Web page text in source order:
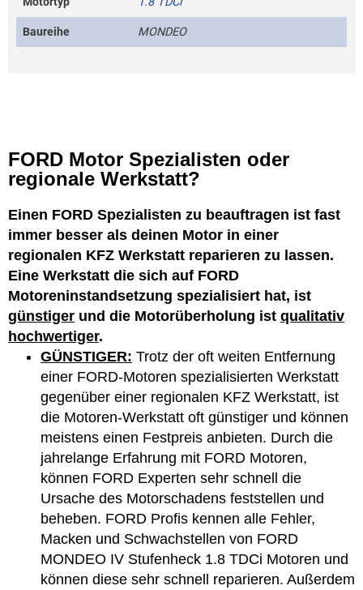
Baureihe MONDEO
FORD Motor Spezialisten oder
regionale Werkstatt?
Einen FORD Spezialisten zu beauftragen ist fast
immer besser als deinen Motor in einer
regionalen KFZ Werkstatt reparieren zu lassen.
Eine Werkstatt die sich auf FORD
Motoreninstandsetzung spezialisiert hat, ist
günstiger und die Motorüberholung ist qualitativ
hochwertiger.
GÜNSTIGER: Trotz der oft weiten Entfernung
einer FORD-Motoren spezialisierten Werkstatt
gegenüber einer regionalen KFZ Werkstatt, ist
die Motoren-Werkstatt oft günstiger und können
meistens einen Festpreis anbieten. Durch die
jahrelange Erfahrung mit FORD Motoren,
können FORD Experten sehr schnell die
Ursache des Motorschadens feststellen und
beheben. FORD Profis kennen alle Fehler,
Macken und Schwachstellen von FORD
MONDEO IV Stufenheck 1.8 TDCi Motoren und
können diese sehr schnell reparieren. Außerdem